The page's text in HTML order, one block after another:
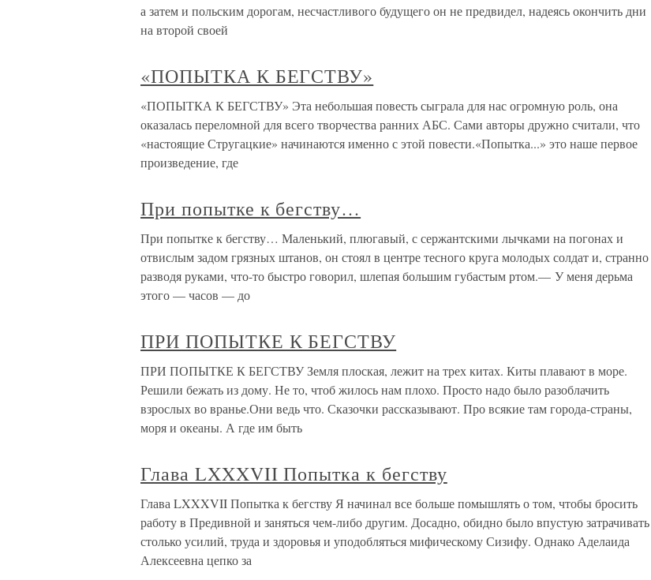
а затем и польским дорогам, несчастливого будущего он не предвидел, надеясь окончить дни
на второй своей
«ПОПЫТКА К БЕГСТВУ»
«ПОПЫТКА К БЕГСТВУ» Эта небольшая повесть сыграла для нас огромную роль, она
оказалась переломной для всего творчества ранних АБС. Сами авторы дружно считали, что
«настоящие Стругацкие» начинаются именно с этой повести.«Попытка...» это наше первое
произведение, где
При попытке к бегству…
При попытке к бегству… Маленький, плюгавый, с сержантскими лычками на погонах и
отвислым задом грязных штанов, он стоял в центре тесного круга молодых солдат и, странно
разводя руками, что-то быстро говорил, шлепая большим губастым ртом.— У меня дерьма
этого — часов — до
ПРИ ПОПЫТКЕ К БЕГСТВУ
ПРИ ПОПЫТКЕ К БЕГСТВУ Земля плоская, лежит на трех китах. Киты плавают в море.
Решили бежать из дому. Не то, чтоб жилось нам плохо. Просто надо было разоблачить
взрослых во вранье.Они ведь что. Сказочки рассказывают. Про всякие там города-страны,
моря и океаны. А где им быть
Глава LXXXVII Попытка к бегству
Глава LXXXVII Попытка к бегству Я начинал все больше помышлять о том, чтобы бросить
работу в Предивной и заняться чем-либо другим. Досадно, обидно было впустую затрачивать
столько усилий, труда и здоровья и уподобляться мифическому Сизифу. Однако Аделаида
Алексеевна цепко за